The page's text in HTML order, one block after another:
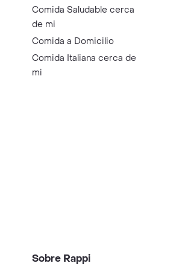
Comida Saludable cerca
de mi
Comida a Domicilio
Comida Italiana cerca de
mi
Sobre Rappi